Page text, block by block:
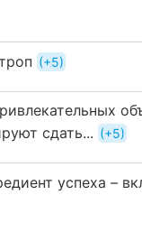
+5
сдать...
+5
успеха –